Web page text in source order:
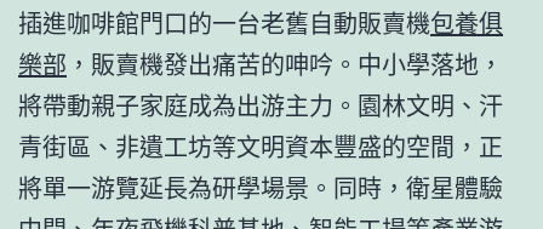
插進咖啡館門口的一台老舊自動販賣機包養俱
樂部 ，販賣機發出痛苦的呻吟。中小學落地，
將帶動親子家庭成為出游主力。園林文明、汗
青街區、非遺工坊等文明資本豐盛的空間，正
將單一游覽延長為研學場景。同時，衛星體驗